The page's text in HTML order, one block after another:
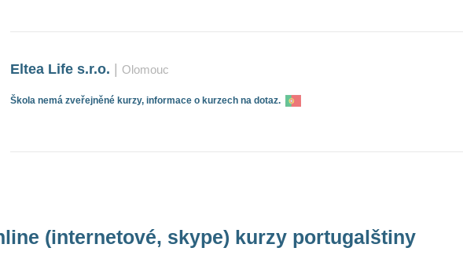
Eltea Life s.r.o. Olomouc
Škola nemá zveřejněné kurzy, informace o kurzech na dotaz.
(internetové, skype) kurzy portugalštiny